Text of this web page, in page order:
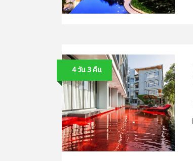
4 วัน 3 คืน